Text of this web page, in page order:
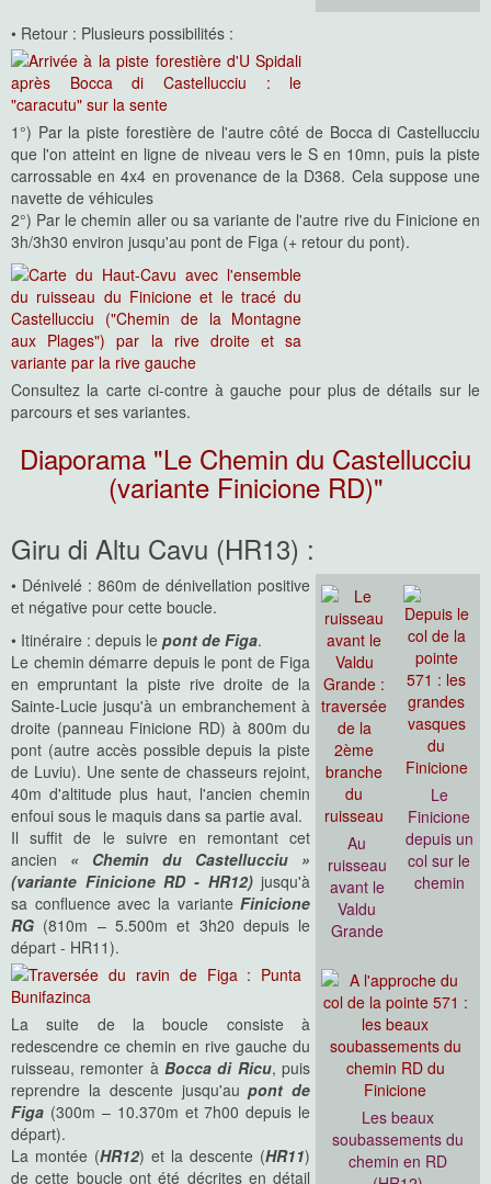
• Retour : Plusieurs possibilités :
1°) Par la piste forestière de l'autre côté de Bocca di Castellucciu
que l'on atteint en ligne de niveau vers le S en 10mn, puis la piste
carrossable en 4x4 en provenance de la D368. Cela suppose une
navette de véhicules
2°) Par le chemin aller ou sa variante de l'autre rive du Finicione en
3h/3h30 environ jusqu'au pont de Figa (+ retour du pont).
Consultez la carte ci-contre à gauche pour plus de détails sur le
parcours et ses variantes.
Diaporama "Le Chemin du Castellucciu
(variante Finicione RD)"
Giru di Altu Cavu (HR13) :
Au
ruisseau
avant le
Valdu
Grande
Le
Finicione
depuis un
col sur le
chemin
Les beaux
soubassements du
chemin en RD
• Dénivelé : 860m de dénivellation positive
et négative pour cette boucle.
• Itinéraire : depuis le pont de Figa.
Le chemin démarre depuis le pont de Figa
en empruntant la piste rive droite de la
Sainte-Lucie jusqu'à un embranchement à
droite (panneau Finicione RD) à 800m du
pont (autre accès possible depuis la piste
de Luviu). Une sente de chasseurs rejoint,
40m d'altitude plus haut, l'ancien chemin
enfoui sous le maquis dans sa partie aval.
Il suffit de le suivre en remontant cet
ancien « Chemin du Castellucciu »
(variante Finicione RD - HR12)jusqu'à
sa confluence avec la varianteFinicione
RG (810m – 5.500m et 3h20 depuis le
départ - HR11).
La suite de la boucle consiste à
redescendre ce chemin en rive gauche du
ruisseau, remonter àBocca di Ricu, puis
reprendre la descente jusqu'aupont de
Figa (300m – 10.370m et 7h00 depuis le
départ).
La montée (HR12) et la descente (HR11)
de cette boucle ont été décrites en détail